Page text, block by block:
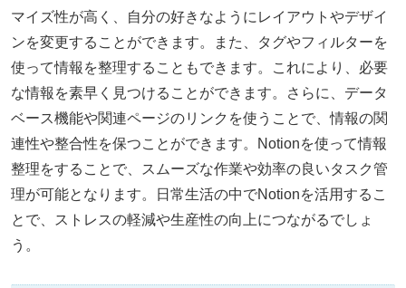
マイズ性が高く、自分の好きなようにレイアウトやデザイ
ンを変更することができます。また、タグやフィルターを
使って情報を整理することもできます。これにより、必要
な情報を素早く見つけることができます。さらに、データ
ベース機能や関連ページのリンクを使うことで、情報の関
連性や整合性を保つことができます。Notionを使って情報
整理をすることで、スムーズな作業や効率の良いタスク管
理が可能となります。日常生活の中でNotionを活用するこ
とで、ストレスの軽減や生産性の向上につながるでしょ
う。